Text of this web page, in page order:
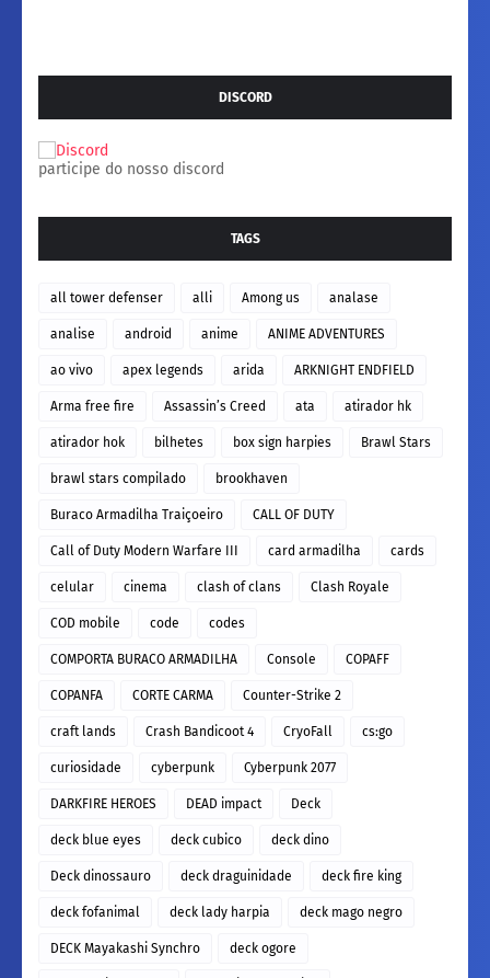
DISCORD
participe do nosso discord
TAGS
all tower defenser alli Among us analase
analise android anime ANIME ADVENTURES
ao vivo apex legends arida ARKNIGHT ENDFIELD
Arma free fire Assassin’s Creed ata atirador hk
atirador hok bilhetes box sign harpies Brawl Stars
brawl stars compilado brookhaven
Buraco Armadilha Traiçoeiro CALL OF DUTY
Call of Duty Modern Warfare III card armadilha cards
celular cinema clash of clans Clash Royale
COD mobile code codes
COMPORTA BURACO ARMADILHA Console COPAFF
COPANFA CORTE CARMA Counter-Strike 2
craft lands Crash Bandicoot 4 CryoFall cs:go
curiosidade cyberpunk Cyberpunk 2077
DARKFIRE HEROES DEAD impact Deck
deck blue eyes deck cubico deck dino
Deck dinossauro deck draguinidade deck fire king
deck fofanimal deck lady harpia deck mago negro
DECK Mayakashi Synchro deck ogore